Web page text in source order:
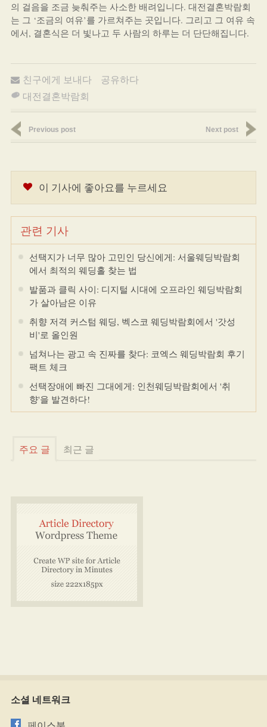
의 걸음을 조금 늦춰주는 사소한 배려입니다. 대전결혼박람회
는 그 ‘조금의 여유’를 가르쳐주는 곳입니다. 그리고 그 여유 속
에서, 결혼식은 더 빛나고 두 사람의 하루는 더 단단해집니다.
친구에게 보내다
공유하다
대전결혼박람회
Previous post Next post
이 기사에 좋아요를 누르세요
관련 기사
선택지가 너무 많아 고민인 당신에게: 서울웨딩박람회
에서 최적의 웨딩홀 찾는 법
발품과 클릭 사이: 디지털 시대에 오프라인 웨딩박람회
가 살아남은 이유
취향 저격 커스텀 웨딩, 벡스코 웨딩박람회에서 '갓성
비'로 올인원
넘쳐나는 광고 속 진짜를 찾다: 코엑스 웨딩박람회 후기
팩트 체크
선택장애에 빠진 그대에게: 인천웨딩박람회에서 '취
향'을 발견하다!
주요 글 최근 글
소셜 네트워크